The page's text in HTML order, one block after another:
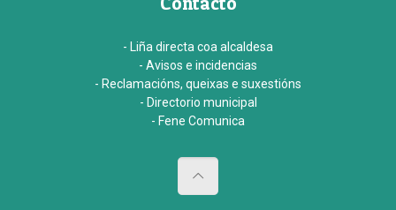
- Liña directa coa alcaldesa
- Avisos e incidencias
- Reclamacións, queixas e suxestións
- Directorio municipal
- Fene Comunica